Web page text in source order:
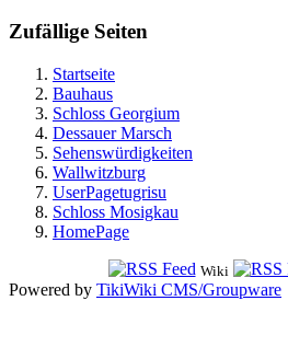
Zufällige Seiten
Startseite
Bauhaus
Schloss Georgium
Dessauer Marsch
Sehenswürdigkeiten
Wallwitzburg
UserPagetugrisu
Schloss Mosigkau
HomePage
Wiki
Powered by TikiWiki CMS/Groupware